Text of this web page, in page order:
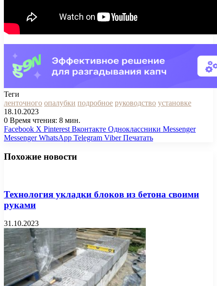
Теги
ленточного опалубки подробное руководство установке
18.10.2023
0 Время чтения: 8 мин.
Facebook X Pinterest Вконтакте Одноклассники Messenger
Messenger WhatsApp Telegram Viber Печатать
Похожие новости
Технология укладки блоков из бетона своими
руками
31.10.2023